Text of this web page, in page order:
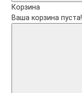
Корзина
Ваша корзина пуста!